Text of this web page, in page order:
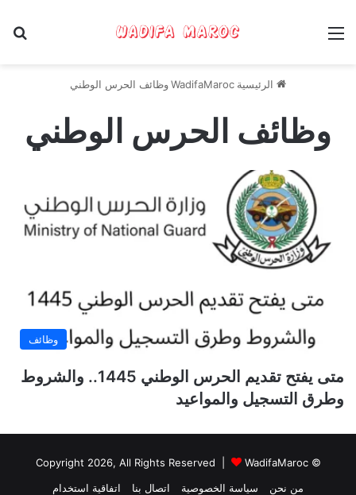
الرئيسية WadifaMarocوظائف الحرس الوطني
وظائف الحرس الوطني
وظائف
متى يفتح تقديم الحرس الوطني 1445.. والشروط
وطرق التسجيل والمواعيد
© Copyright 2026, All Rights Reserved |
WadifaMaroc
من نحن
سياسة الخصوصية اتصال بنا اتفاقية استخدام